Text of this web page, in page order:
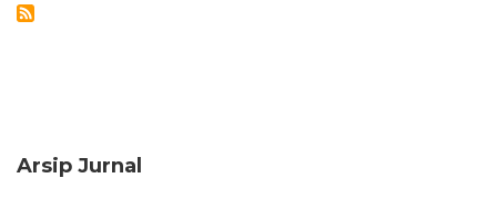
Arsip Jurnal